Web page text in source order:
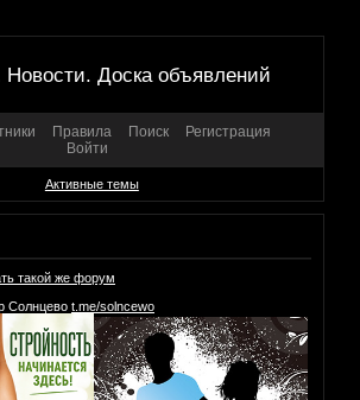
Новости. Доска объявлений
Правила Поиск
Регистрация
Войти
Активные темы
такой же форум
Солнцево t.me/solncewo